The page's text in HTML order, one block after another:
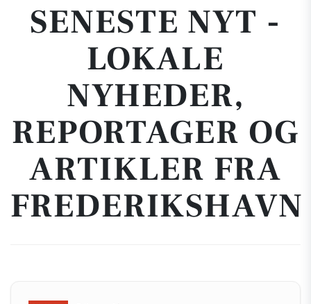
SENESTE NYT -
LOKALE
NYHEDER,
REPORTAGER OG
ARTIKLER FRA
FREDERIKSHAVN